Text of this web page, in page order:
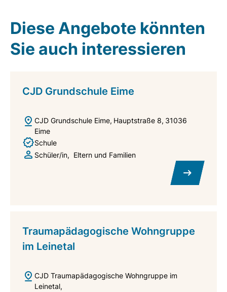
Diese Angebote könnten
Sie auch interessieren
CJD Grundschule Eime
CJD Grundschule Eime Hauptstraße 8 31036
Eime
Schule
Schüler/in
Eltern und Familien
Traumapädagogische Wohngruppe
im Leinetal
CJD Traumapädagogische Wohngruppe im
Leinetal